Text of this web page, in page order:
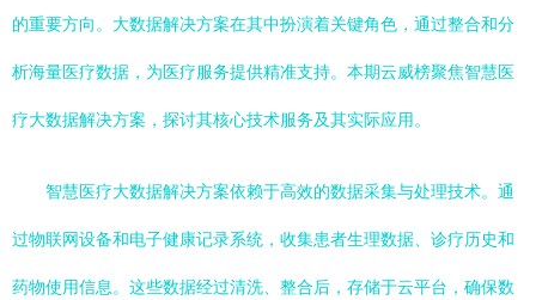
的重要方向。大数据解决方案在其中扮演着关键角色，通过整合和分
析海量医疗数据，为医疗服务提供精准支持。本期云威榜聚焦智慧医
疗大数据解决方案，探讨其核心技术服务及其实际应用。
智慧医疗大数据解决方案依赖于高效的数据采集与处理技术。通
过物联网设备和电子健康记录系统，收集患者生理数据、诊疗历史和
药物使用信息。这些数据经过清洗、整合后，存储于云平台，确保数